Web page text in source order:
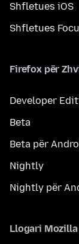
Shfletues iOS
Shfletues
Firefox për
Developer
Beta
Beta për
Nightly
Nightly për
Llogari Mozilla